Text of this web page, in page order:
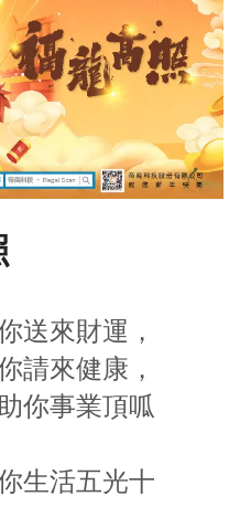
送來財運，
請來健康，
你事業頂呱
生活五光十